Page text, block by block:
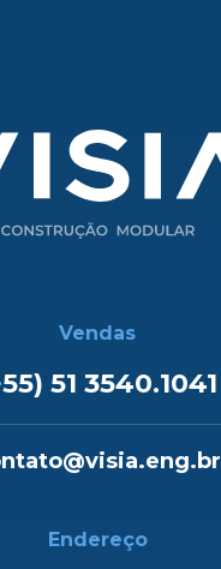
Vendas
51 3540.1041
Endereço